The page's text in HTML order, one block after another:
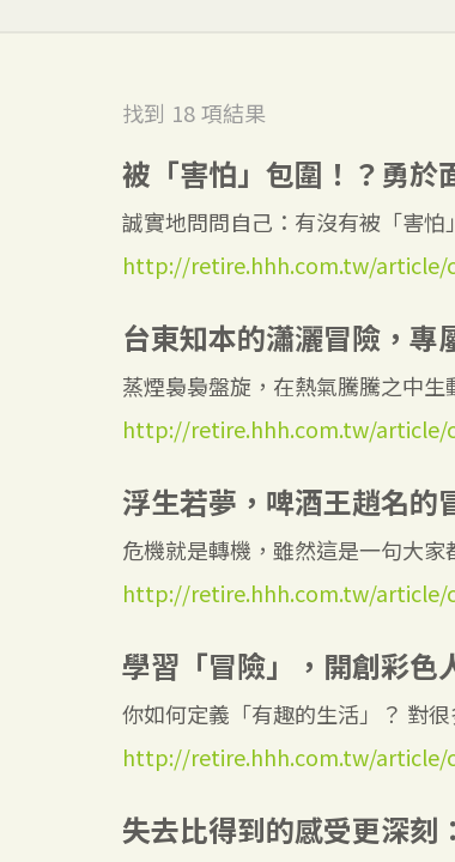
找到 18項結果
被「害怕」包圍！？勇於
誠實地問問自己：有沒有被「害
http://retire.hhh.com.tw/article/
台東知本的瀟灑冒險，專
蒸煙裊裊盤旋，在熱氣騰騰之中
http://retire.hhh.com.tw/article/
浮生若夢，啤酒王趙名的
危機就是轉機，雖然這是一句大
http://retire.hhh.com.tw/article/
學習「冒險」，開創彩色
你如何定義「有趣的生活」？ 對
http://retire.hhh.com.tw/article/
失去比得到的感受更深刻